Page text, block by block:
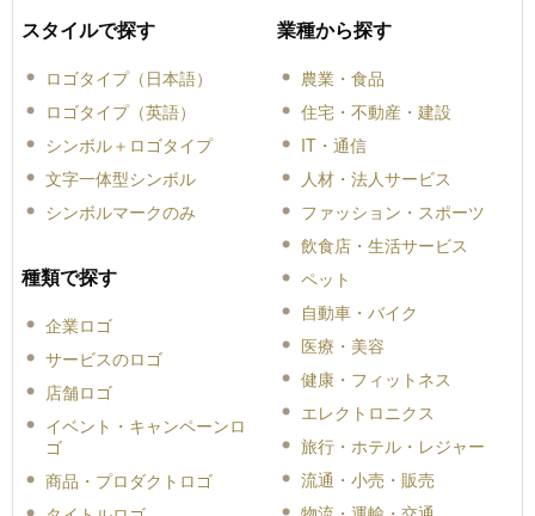
スタイルで探す
ロゴタイプ（日本語）
ロゴタイプ（英語）
シンボル＋ロゴタイプ
文字一体型シンボル
シンボルマークのみ
種類で探す
企業ロゴ
サービスのロゴ
店舗ロゴ
イベント・キャンペーンロ
ゴ
商品・プロダクトロゴ
業種から探す
農業・食品
住宅・不動産・建設
IT・通信
人材・法人サービス
ファッション・スポーツ
飲食店・生活サービス
ペット
自動車・バイク
医療・美容
健康・フィットネス
エレクトロニクス
旅行・ホテル・レジャー
流通・小売・販売